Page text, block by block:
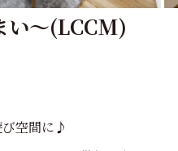
い～(LCCM)
び空間に♪